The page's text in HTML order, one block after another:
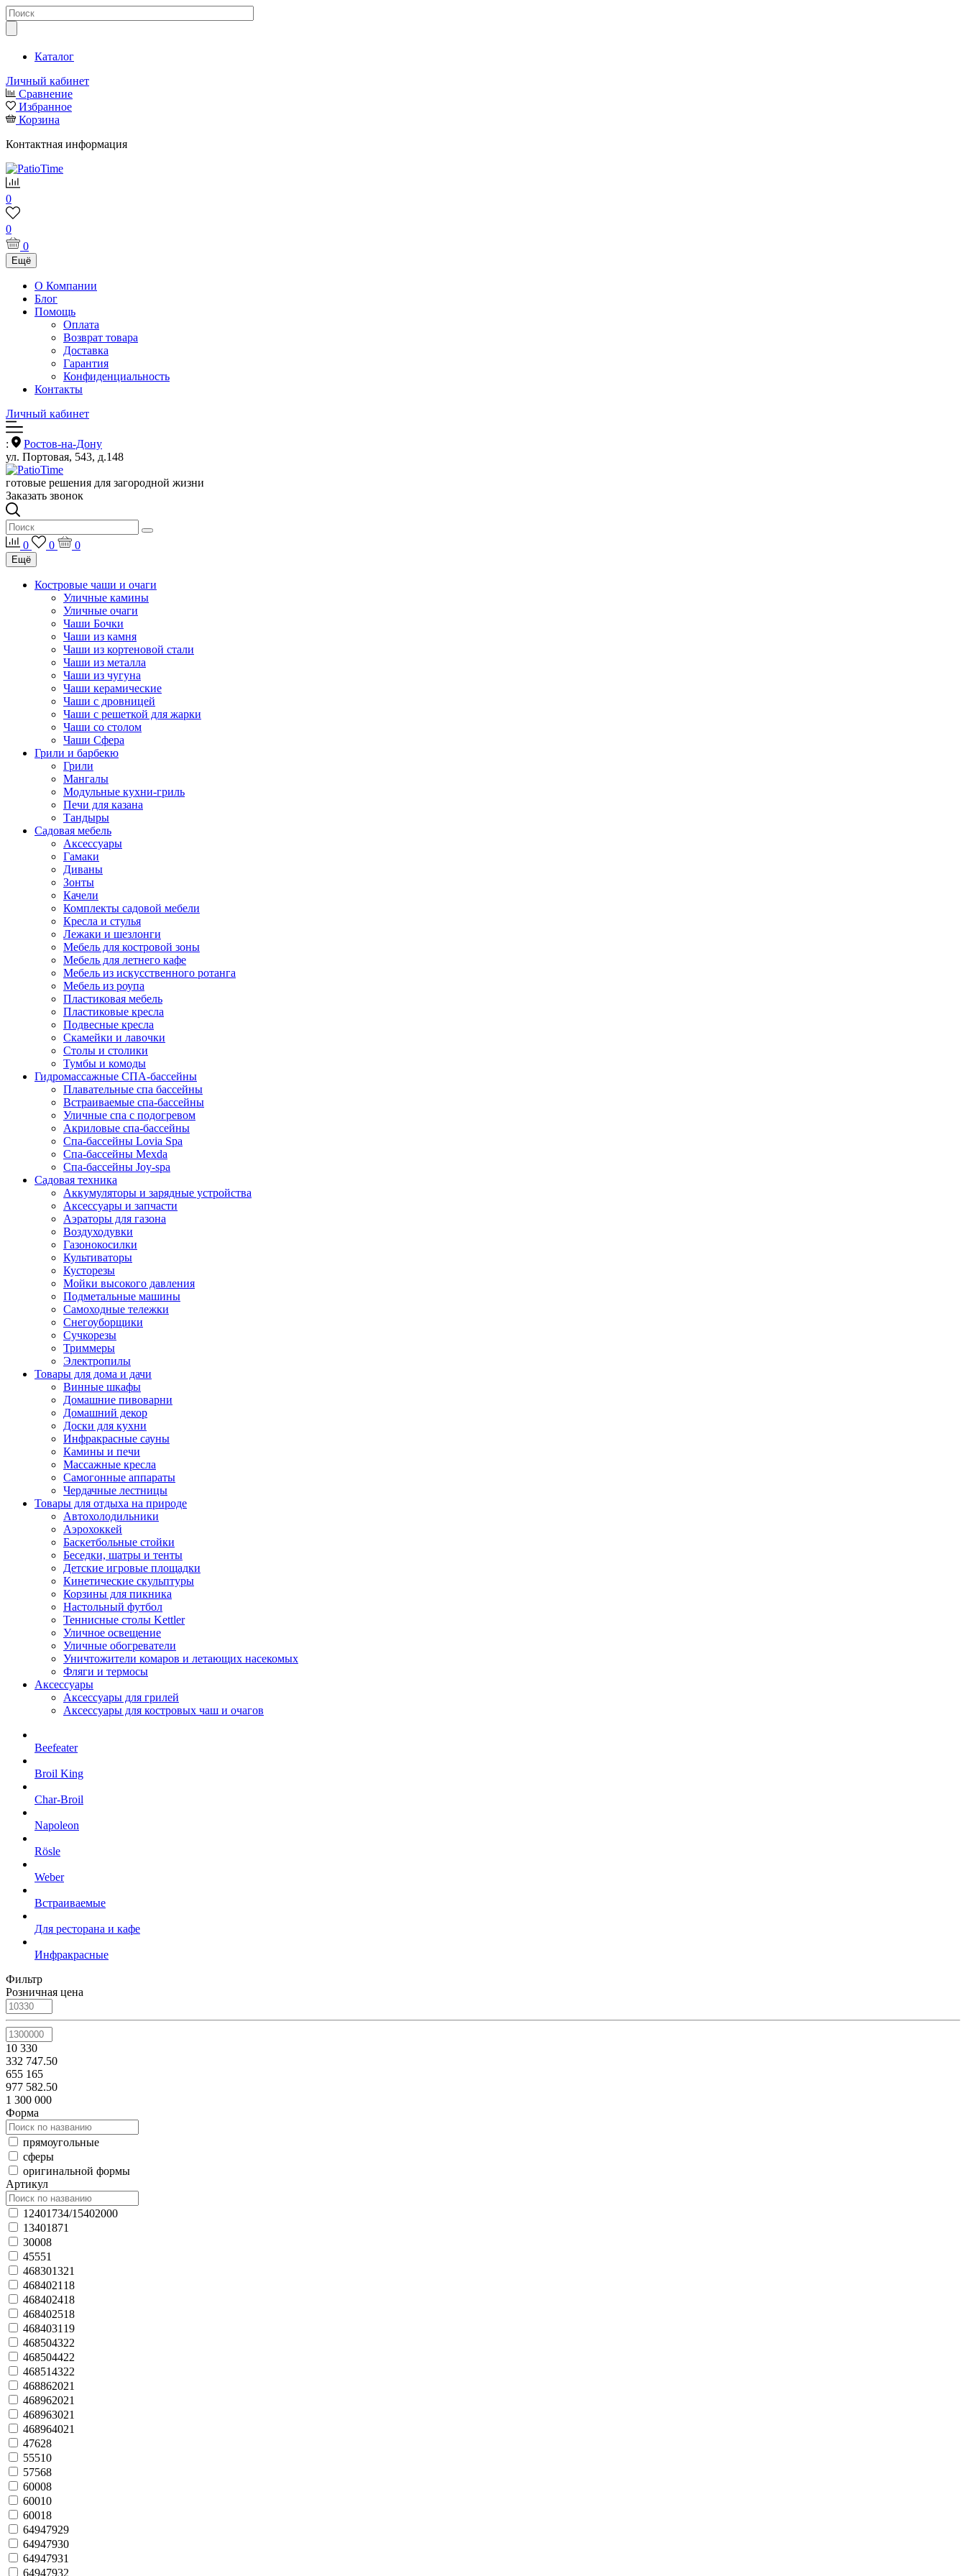
Каталог
Личный кабинет
Сравнение
Избранное
Корзина
Контактная информация
0
0
0
Ещё
О Компании
Блог
Помощь
Оплата
Возврат товара
Доставка
Гарантия
Конфиденциальность
Контакты
Личный кабинет
:
Ростов-на-Дону
ул. Портовая, 543, д.148
готовые решения для загородной жизни
Заказать звонок
0 0 0
Ещё
Костровые чаши и очаги
Уличные камины
Уличные очаги
Чаши Бочки
Чаши из камня
Чаши из кортеновой стали
Чаши из металла
Чаши из чугуна
Чаши керамические
Чаши с дровницей
Чаши с решеткой для жарки
Чаши со столом
Чаши Сфера
Грили и барбекю
Грили
Мангалы
Модульные кухни-гриль
Печи для казана
Тандыры
Садовая мебель
Аксессуары
Гамаки
Диваны
Зонты
Качели
Комплекты садовой мебели
Кресла и стулья
Лежаки и шезлонги
Мебель для костровой зоны
Мебель для летнего кафе
Мебель из искусственного ротанга
Мебель из роупа
Пластиковая мебель
Пластиковые кресла
Подвесные кресла
Скамейки и лавочки
Столы и столики
Тумбы и комоды
Гидромассажные СПА-бассейны
Плавательные спа бассейны
Встраиваемые спа-бассейны
Уличные спа с подогревом
Акриловые спа-бассейны
Спа-бассейны Lovia Spa
Спа-бассейны Mexda
Спа-бассейны Joy-spa
Садовая техника
Аккумуляторы и зарядные устройства
Аксессуары и запчасти
Аэраторы для газона
Воздуходувки
Газонокосилки
Культиваторы
Кусторезы
Мойки высокого давления
Подметальные машины
Самоходные тележки
Снегоуборщики
Сучкорезы
Триммеры
Электропилы
Товары для дома и дачи
Винные шкафы
Домашние пивоварни
Домашний декор
Доски для кухни
Инфракрасные сауны
Камины и печи
Массажные кресла
Самогонные аппараты
Чердачные лестницы
Товары для отдыха на природе
Автохолодильники
Аэрохоккей
Баскетбольные стойки
Беседки, шатры и тенты
Детские игровые площадки
Кинетические скульптуры
Корзины для пикника
Настольный футбол
Теннисные столы Kettler
Уличное освещение
Уличные обогреватели
Уничтожители комаров и летающих насекомых
Фляги и термосы
Аксессуары
Аксессуары для грилей
Аксессуары для костровых чаш и очагов
Beefeater
Broil King
Char-Broil
Napoleon
Rösle
Weber
Встраиваемые
Для ресторана и кафе
Инфракрасные
Фильтр
Розничная цена
10 330
332 747.50
655 165
977 582.50
1 300 000
Форма
прямоугольные
сферы
оригинальной формы
Артикул
12401734/15402000
13401871
30008
45551
468301321
468402118
468402418
468402518
468403119
468504322
468504422
468514322
468862021
468962021
468963021
468964021
47628
55510
57568
60008
60010
60018
64947929
64947930
64947931
64947932